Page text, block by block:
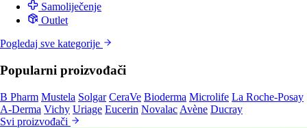
Samoliječenje
Outlet
Pogledaj sve kategorije
Popularni proizvođači
B Pharm Mustela Solgar CeraVe Bioderma Microlife La Roche-Posay
A-Derma Vichy Uriage Eucerin Novalac Avène Ducray
Svi proizvođači